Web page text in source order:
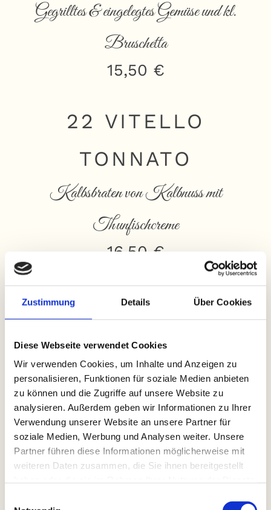
Zustimmung Details Über Cookies
Diese Webseite verwendet Cookies
Wir verwenden Cookies, um Inhalte und Anzeigen zu
personalisieren, Funktionen für soziale Medien anbieten
zu können und die Zugriffe auf unsere Website zu
analysieren. Außerdem geben wir Informationen zu Ihrer
Verwendung unserer Website an unsere Partner für
soziale Medien, Werbung und Analysen weiter. Unsere
Partner führen diese Informationen möglicherweise mit
weiteren Daten zusammen, die Sie ihnen bereitgestellt
Gegrilltes & eingelegtes Gemüse und kl.
Bruschetta
15,50 €
22 VITELLO
TONNATO
Kalbsbraten von Kalbnuss mit
Thunfischcreme
16,50 €
PRIMI - LA PASTA